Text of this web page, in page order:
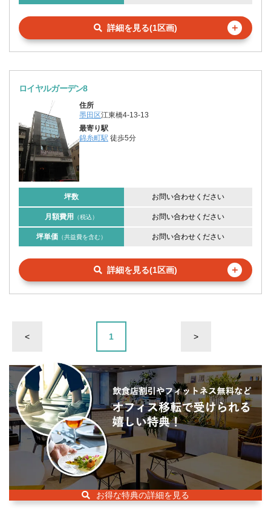
詳細を見る(1区画) ＋
ロイヤルガーデン8
住所
墨田区江東橋4-13-13
最寄り駅
錦糸町駅 徒歩5分
坪数 お問い合わせください
月額費用 （税込） お問い合わせください
坪単価 （共益費を含む） お問い合わせください
詳細を見る(1区画) ＋
< 1 >
お得な特典の詳細を見る